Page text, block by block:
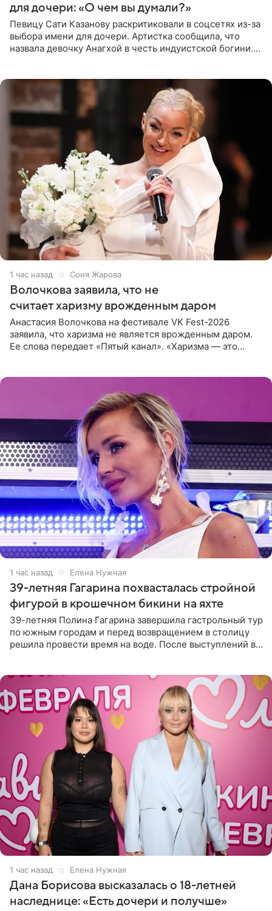
для дочери: «О чем вы думали?»
Певицу Сати Казанову раскритиковали в соцсетях из-за
выбора имени для дочери. Артистка сообщила, что
назвала девочку Анагхой в честь индуистской богини.
1 час назад Соня Жарова
Волочкова заявила, что не
считает харизму врожденным даром
Анастасия Волочкова на фестивале VK Fest-2026
заявила, что харизма не является врожденным даром.
Ее слова передает «Пятый канал». «Харизма — это
1 час назад Елена Нужная
39-летняя Гагарина похвасталась стройной
фигурой в крошечном бикини на яхте
39-летняя Полина Гагарина завершила гастрольный тур
по южным городам и перед возвращением в столицу
решила провести время на воде. После выступлений в
1 час назад Елена Нужная
Дана Борисова высказалась о 18-летней
наследнице: «Есть дочери и получше»